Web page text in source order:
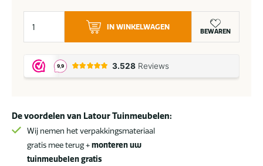
Seasons
Montera
tuinstoel
aantal
IN WINKELWAGEN
BEWAREN
De voordelen van Latour Tuinmeubelen:
Wij nemen het verpakkingsmateriaal
gratis mee terug +monteren uw
tuinmeubelen gratis